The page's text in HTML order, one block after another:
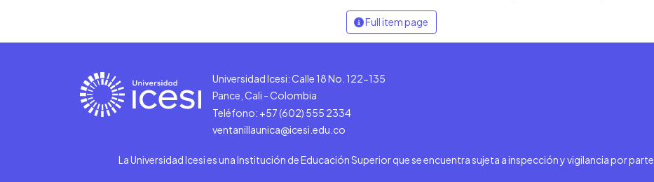
Full item page
Universidad Icesi: Calle 18 No. 122-135
Pance, Cali - Colombia
Teléfono: +57 (602) 555 2334
ventanillaunica@icesi.edu.co
La Universidad Icesi es una Institución de Educación Superior que se encuentra sujeta a inspección y vigilancia por